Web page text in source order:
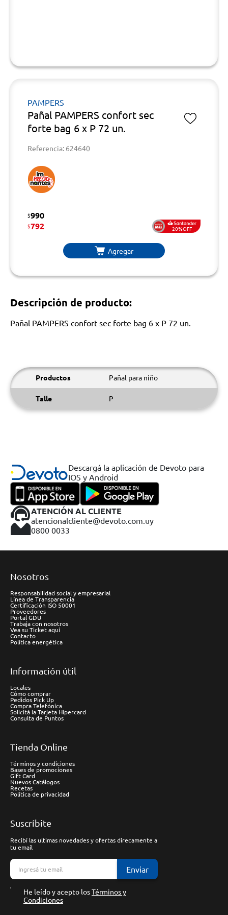
PAMPERS
Pañal PAMPERS confort sec
forte bag 6 x P 72 un.
Referencia: 624640
$990
$792 20%OFF
Agregar
Descripción de producto:
Pañal PAMPERS confort sec forte bag 6 x P 72 un.
Productos Pañal para niño
Talle P
Descargá la aplicación de Devoto para
IOS y Android
ATENCIÓN AL CLIENTE
atencionalcliente@devoto.com.uy
0800 0033
Nosotros
Responsabilidad social y empresarial
Línea de Transparencia
Certificación ISO 50001
Proveedores
Portal GDU
Trabaja con nosotros
Vea su Ticket aquí
Contacto
Política energética
Información útil
Locales
Cómo comprar
Pedidos Pick Up
Compra Telefónica
Solicitá la Tarjeta Hipercard
Consulta de Puntos
Tienda Online
Términos y condiciones
Bases de promociones
Gift Card
Nuevos Catálogos
Recetas
Política de privacidad
Suscríbite
Recibí las ultimas novedades y ofertas direcamente a
tu email
Enviar
He leído y acepto losTérminos y
Condiciones